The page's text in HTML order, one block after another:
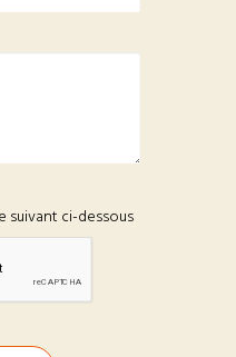
suivant ci-dessous